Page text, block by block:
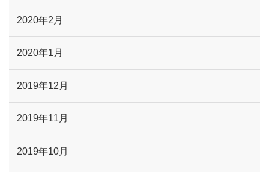
2020年2月
2020年1月
2019年12月
2019年11月
2019年10月